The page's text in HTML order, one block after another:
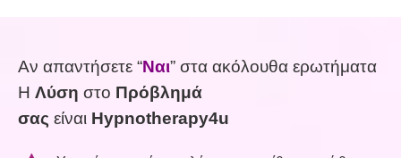
Αν απαντήσετε “Ναι” στα ακόλουθα ερωτήματα
Η Λύση στο Πρόβλημά
σας είναι Hypnotherapy4u